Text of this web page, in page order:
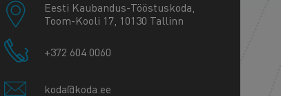
Eesti Kaubandus-Tööstuskoda,
Toom-Kooli 17, 10130 Tallinn
+372 604 0060
koda@koda.ee